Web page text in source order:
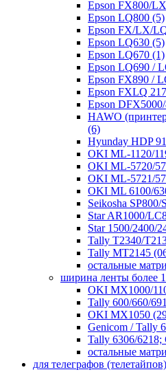
Epson FX800/
Epson LQ800 (5)
Epson FX/LX/
Epson LQ630 (5)
Epson LQ670 (1)
Epson LQ690 /
Epson FX890 /
Epson FXLQ
Epson
HAWO
(6)
Hyunday HDP
OKI ML-1120/
OKI ML-5720/
OKI ML-5721/
OKI ML 6100/
Seikosha SP800/
Star AR1000/
Star 1500/2400/
Tally T2340/
Tally MT2145
остальные
ширина ленты более
OKI MX1000/
Tally 600/660/
OKI MX1050
Genicom / Tally
Tally 6306/
остальные
для телеграфов (телетайпов)